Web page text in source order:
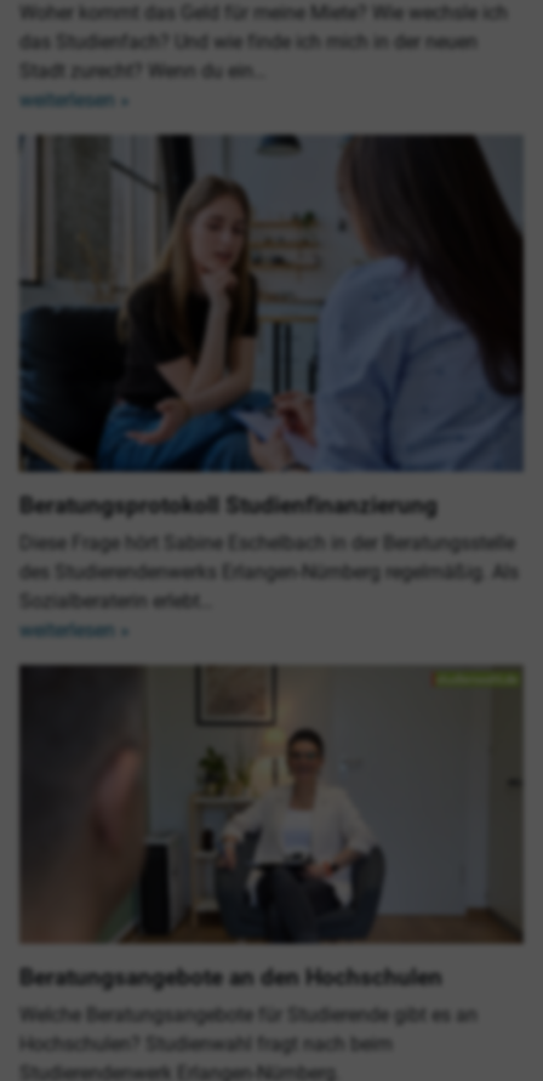
Woher kommt das Geld für meine Miete? Wie wechsle ich
das Studienfach? Und wie finde ich mich in der neuen
Stadt zurecht? Wenn du ein…
weiterlesen »
Beratungsprotokoll Studienfinanzierung
Diese Frage hört Sabine Eschelbach in der Beratungsstelle
des Studierendenwerks Erlangen-Nürnberg regelmäßig. Als
Sozialberaterin erlebt…
weiterlesen »
Beratungsangebote an den Hochschulen
Welche Beratungsangebote für Studierende gibt es an
Hochschulen? Studienwahl fragt nach beim
Studierendenwerk Erlangen-Nürnberg.